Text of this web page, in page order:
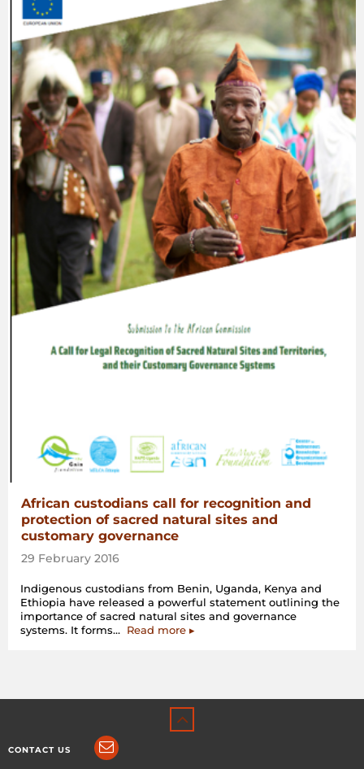
Food
Traditional
Knowledge
for
Climate
Change
Resilience”
African custodians call for recognition and
protection of sacred natural sites and
customary governance
29 February 2016
Indigenous custodians from Benin, Uganda, Kenya and
Ethiopia have released a powerful statement outlining the
importance of sacred natural sites and governance
systems. It forms… Read more“African
and
protection
of
▸
CONTACT US